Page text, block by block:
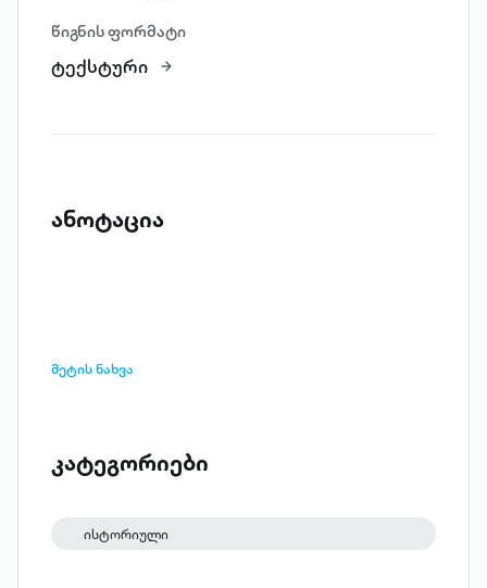
წიგნის ფორმატი
ტექსტური
ანოტაცია
მეტის ნახვა
კატეგორიები
ისტორიული